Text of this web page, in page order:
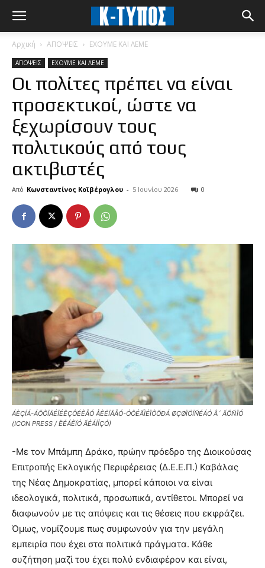
Αρχική ΑΠΟΨΕΙΣ ΕΧΟΥΜΕ ΚΑΙ ΛΕΜΕ
ΑΠΟΨΕΙΣ ΕΧΟΥΜΕ ΚΑΙ ΛΕΜΕ
Οι πολίτες πρέπει να είναι
προσεκτικοί, ώστε να
ξεχωρίσουν τους
πολιτικούς από τους
ακτιβιστές
Από Κωνσταντίνος Κοϊβέρογλου - 5 Ιουνίου 2026 0
ÁÈÇÍÁ-ÁÕÔÏÄÉÏÉÊÇÔÉÊÅÓ ÅÊËÏÃÅÓ-ÓÔÉÃÌÉÏÔÕÐÁ ØÇØÏÖÏÑÉÁÓ Â´ ÃÕÑÏÓ
(ICON PRESS / ËÉÁÊÏÓ ÃÉÁÍÍÇÓ)
-Με τον Μπάμπη Δράκο, πρώην πρόεδρο της Διοικούσας
Επιτροπής Εκλογικής Περιφέρειας (Δ.Ε.Ε.Π.) Καβάλας
της Νέας Δημοκρατίας, μπορεί κάποιοι να είναι
ιδεολογικά, πολιτικά, προσωπικά, αντίθετοι. Μπορεί να
διαφωνούν με τις απόψεις και τις θέσεις που εκφράζει.
Όμως, νομίζουμε πως συμφωνούν για την μεγάλη
εμπειρία που έχει στα πολιτικά πράγματα. Κάθε
συζήτηση μαζί του έχει πολύ ενδιαφέρον και είναι,